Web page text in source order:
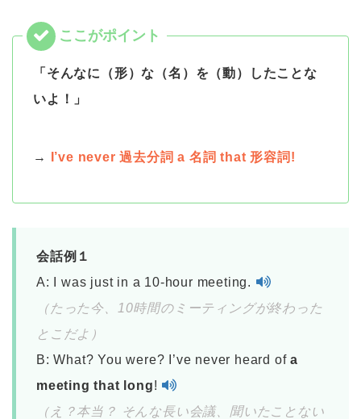
「そんなに（形）な（名）を（動）したことな
いよ！」
→ I’ve never 過去分詞 a 名詞 that 形容詞!
会話例１
A: I was just in a 10-hour meeting.
（たった今、10時間のミーティングが終わった
とこだよ）
B: What? You were? I’ve never heard ofa
meeting that long!
（え？本当？ そんな長い会議、聞いたことない